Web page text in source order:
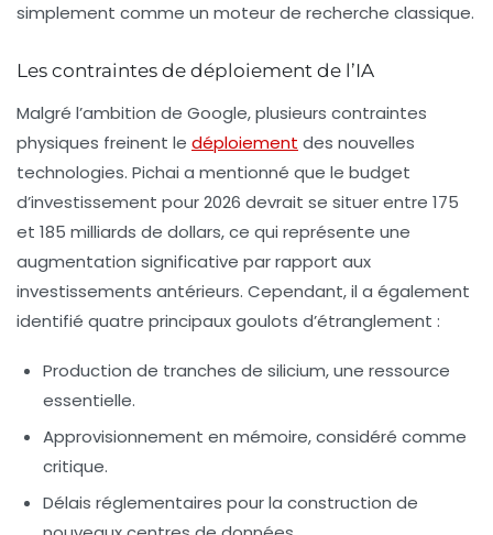
simplement comme un moteur de recherche classique.
Les contraintes de déploiement de l’IA
Malgré l’ambition de Google, plusieurs contraintes
physiques freinent le déploiement des nouvelles
technologies. Pichai a mentionné que le budget
d’investissement pour 2026 devrait se situer entre 175
et 185 milliards de dollars, ce qui représente une
augmentation significative par rapport aux
investissements antérieurs. Cependant, il a également
identifié quatre principaux goulots d’étranglement :
Production de tranches de silicium, une ressource
essentielle.
Approvisionnement en mémoire, considéré comme
critique.
Délais réglementaires pour la construction de